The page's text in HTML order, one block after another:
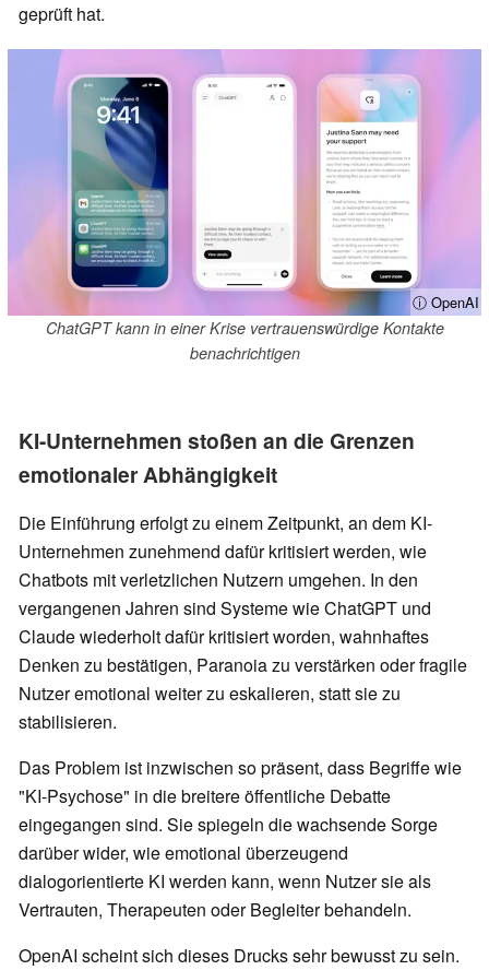
geprüft hat.
ⓘ OpenAI
ChatGPT kann in einer Krise vertrauenswürdige Kontakte
benachrichtigen
KI-Unternehmen stoßen an die Grenzen
emotionaler Abhängigkeit
Die Einführung erfolgt zu einem Zeitpunkt, an dem KI-
Unternehmen zunehmend dafür kritisiert werden, wie
Chatbots mit verletzlichen Nutzern umgehen. In den
vergangenen Jahren sind Systeme wie ChatGPT und
Claude wiederholt dafür kritisiert worden, wahnhaftes
Denken zu bestätigen, Paranoia zu verstärken oder fragile
Nutzer emotional weiter zu eskalieren, statt sie zu
stabilisieren.
Das Problem ist inzwischen so präsent, dass Begriffe wie
"KI-Psychose" in die breitere öffentliche Debatte
eingegangen sind. Sie spiegeln die wachsende Sorge
darüber wider, wie emotional überzeugend
dialogorientierte KI werden kann, wenn Nutzer sie als
Vertrauten, Therapeuten oder Begleiter behandeln.
OpenAI scheint sich dieses Drucks sehr bewusst zu sein.